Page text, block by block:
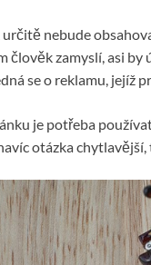
určitě nebude
člověk zamyslí, asi
se o reklamu, jejíž
je potřeba
otázka chytlavější,